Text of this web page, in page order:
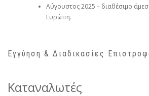
Αύγουστος 2025 – διαθέσιμο
Ευρώπη.
Εγγύηση & Διαδικασίες
Καταναλωτές